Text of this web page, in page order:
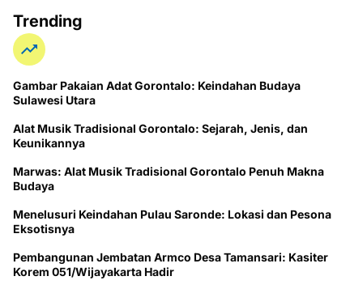
Trending
Gambar Pakaian Adat Gorontalo: Keindahan Budaya
Sulawesi Utara
Alat Musik Tradisional Gorontalo: Sejarah, Jenis, dan
Keunikannya
Marwas: Alat Musik Tradisional Gorontalo Penuh Makna
Budaya
Menelusuri Keindahan Pulau Saronde: Lokasi dan Pesona
Eksotisnya
Pembangunan Jembatan Armco Desa Tamansari: Kasiter
Korem 051/Wijayakarta Hadir